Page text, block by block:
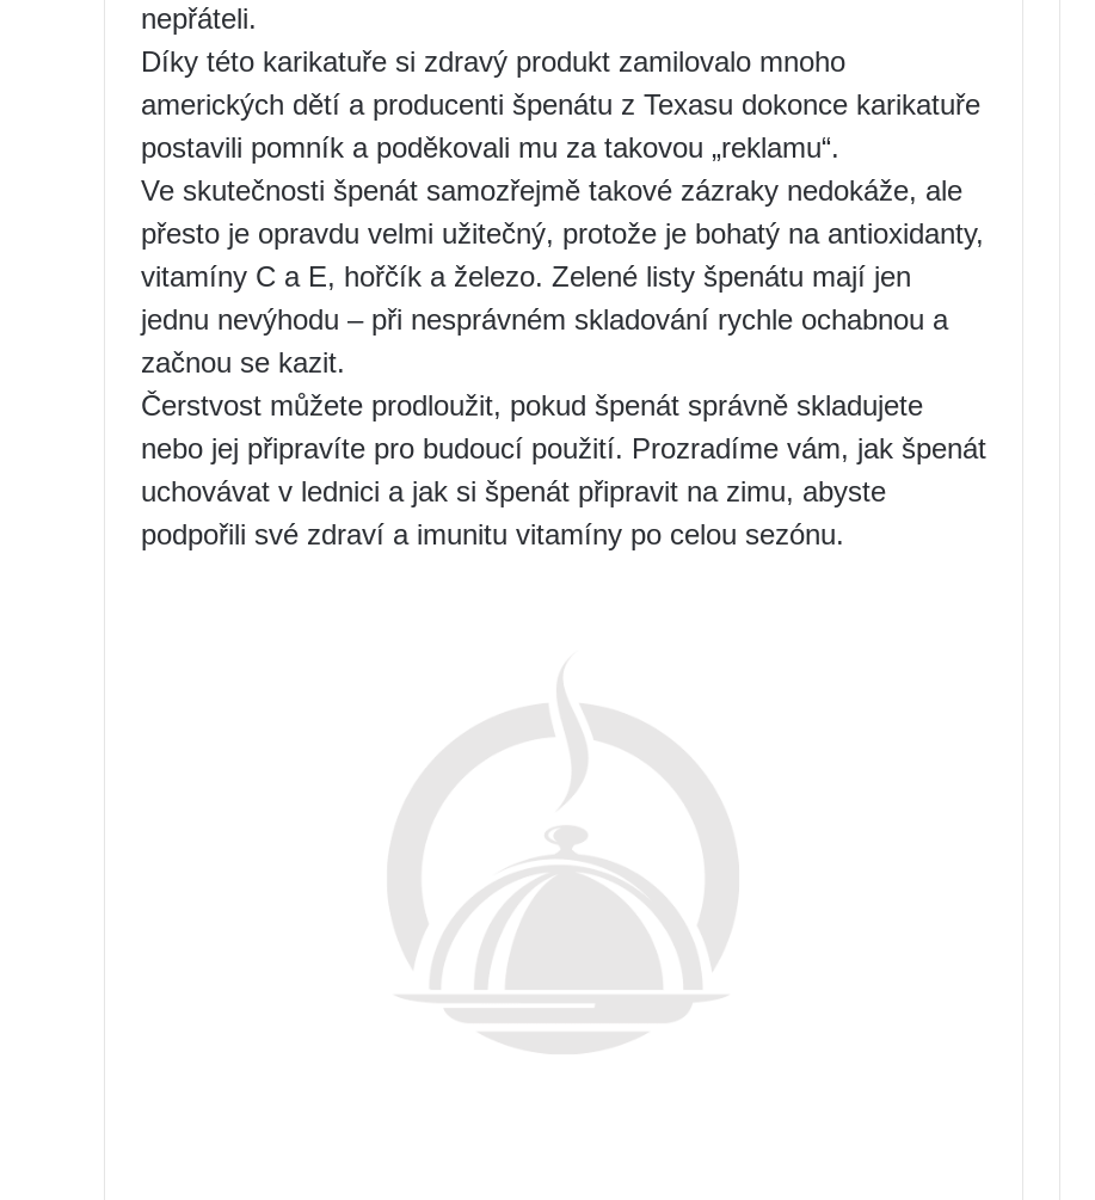
nepřáteli.
Díky této karikatuře si zdravý produkt zamilovalo mnoho
amerických dětí a producenti špenátu z Texasu dokonce karikatuře
postavili pomník a poděkovali mu za takovou „reklamu“.
Ve skutečnosti špenát samozřejmě takové zázraky nedokáže, ale
přesto je opravdu velmi užitečný, protože je bohatý na antioxidanty,
vitamíny C a E, hořčík a železo. Zelené listy špenátu mají jen
jednu nevýhodu – při nesprávném skladování rychle ochabnou a
začnou se kazit.
Čerstvost můžete prodloužit, pokud špenát správně skladujete
nebo jej připravíte pro budoucí použití. Prozradíme vám, jak špenát
uchovávat v lednici a jak si špenát připravit na zimu, abyste
podpořili své zdraví a imunitu vitamíny po celou sezónu.